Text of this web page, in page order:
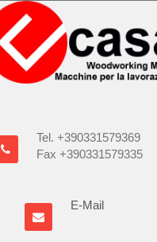
Tel. +390331579369
Fax +390331579335
E-Mail